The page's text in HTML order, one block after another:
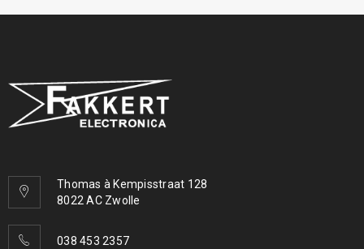
Thomas à Kempisstraat 128
8022 AC Zwolle
038 453 2357